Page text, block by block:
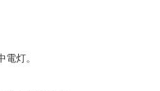
灯。